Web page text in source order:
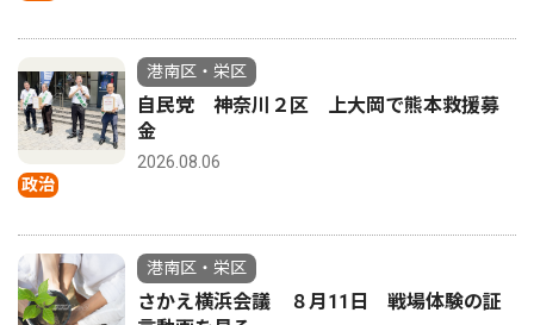
政治
港南区・栄区
自民党 神奈川２区 上大岡で熊本救援募
金
2026.08.06
港南区・栄区
さかえ横浜会議 ８月11日 戦場体験の証